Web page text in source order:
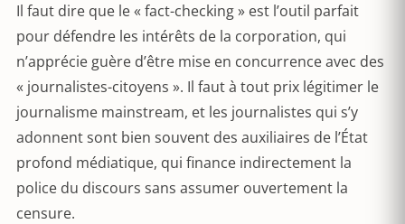
Il faut dire que le « fact-checking » est l’outil parfait
pour défendre les intérêts de la corporation, qui
n’apprécie guère d’être mise en concurrence avec des
« journalistes-citoyens ». Il faut à tout prix légitimer le
journalisme mainstream, et les journalistes qui s’y
adonnent sont bien souvent des auxiliaires de l’État
profond médiatique, qui finance indirectement la
police du discours sans assumer ouvertement la
censure.